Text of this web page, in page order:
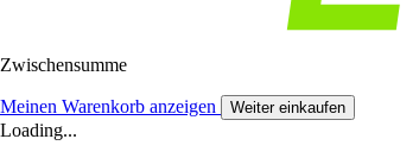
Zwischensumme
Meinen Warenkorb anzeigen Weiter einkaufen
Loading...